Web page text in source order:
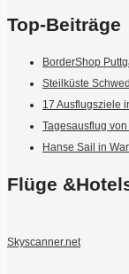
Top-Beiträge
BorderShop
Steilküste
17 Ausflugsziele
Tagesausflug
Hanse Sail in
Flüge
Skyscanner.net